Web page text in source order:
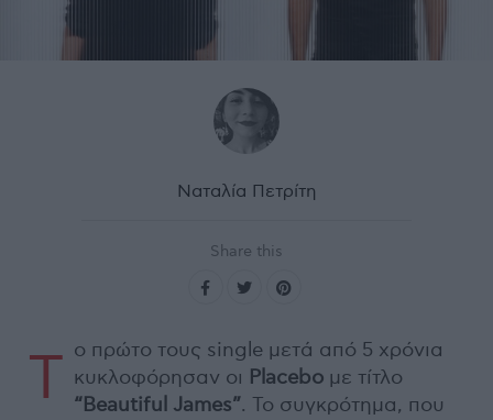
Ναταλία Πετρίτη
Share this
Τ ο πρώτο τους single μετά από 5 χρόνια
κυκλοφόρησαν οι Placebo με τίτλο
“Beautiful James”. Το συγκρότημα, που